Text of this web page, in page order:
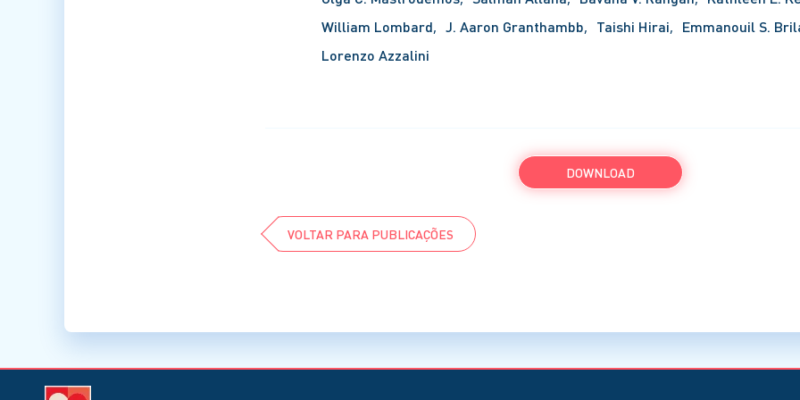
William Lombard
J. Aaron Granthambb Taishi Hirai
Emmanouil S.
Lorenzo Azzalini
DOWNLOAD
VOLTAR PARA PUBLICAÇÕES